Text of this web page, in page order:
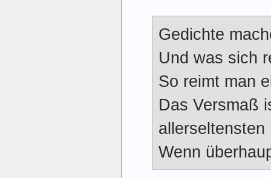
Gedichte
Und was sich
So reimt man
Das Versmaß
Wenn